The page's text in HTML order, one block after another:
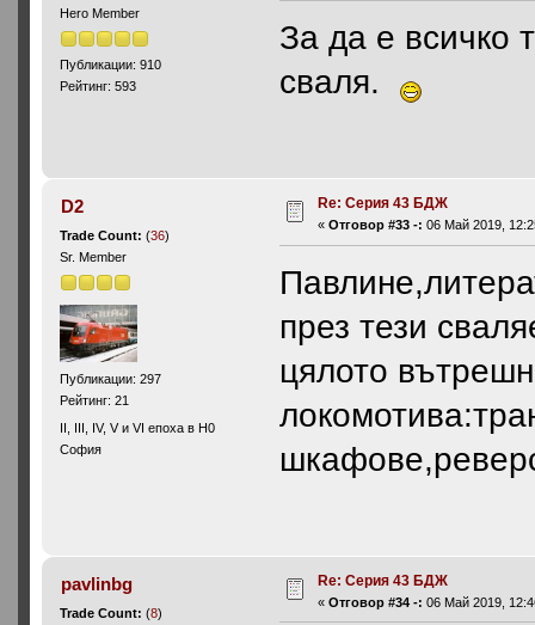
Hero Member
Публикации: 910
Рейтинг: 593
За да е всичко
сваля.
D2
Trade Count:(36)
Sr. Member
Публикации: 297
Рейтинг: 21
II, III, IV, V и VI епоха в Н0
София
Re: Серия 43 БДЖ
«Отговор #33 -: 06 Май 2019,
през тези
цялото
pavlinbg
Trade Count:(8)
Re: Серия 43 БДЖ
«Отговор #34 -: 06 Май 2019,